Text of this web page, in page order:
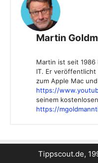
Martin
Martin ist seit
IT. Er veröffentlicht
zum Apple Mac
https://
seinem
https://
Tippscout.de,